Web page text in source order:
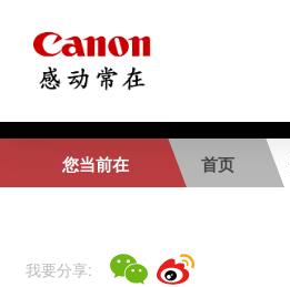
相关视频
您当前在 首页
我要分享: